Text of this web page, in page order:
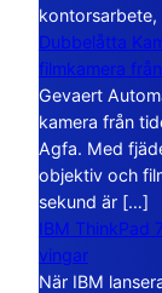
Dubbelåtta
filmkamera
Gevaert
kamera från
Agfa. Med
objektiv och
sekund är […]
IBM ThinkPad
vingar
När IBM